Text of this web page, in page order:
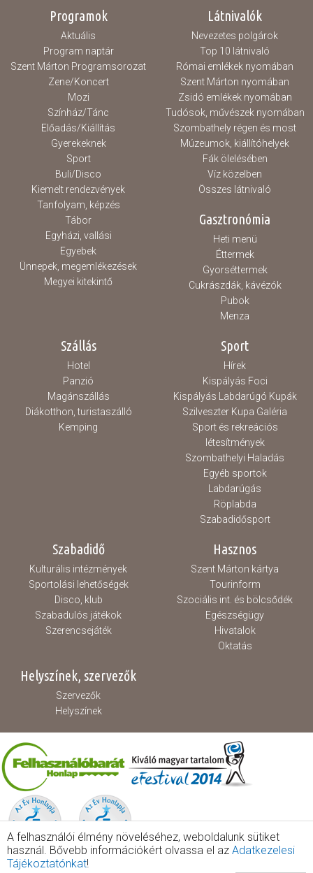
meg kapuit városunk egyik ikonikus kedvelt...
Programok
Aktuális
Program naptár
Szent Márton Programsorozat
Zene/Koncert
Mozi
Színház/Tánc
Előadás/Kiállítás
Gyerekeknek
Sport
Buli/Disco
Kiemelt rendezvények
Tanfolyam, képzés
Tábor
Egyházi, vallási
Egyebek
Ünnepek, megemlékezések
Megyei kitekintő
Látnivalók
Nevezetes polgárok
Top 10 látnivaló
Római emlékek nyomában
Szent Márton nyomában
Zsidó emlékek nyomában
Tudósok, művészek nyomában
Szombathely régen és most
Múzeumok, kiállítóhelyek
Fák ölelésében
Víz közelben
Összes látnivaló
Gasztronómia
Heti menü
Éttermek
Gyorséttermek
Cukrászdák, kávézók
Pubok
Menza
Szállás
Hotel
Panzió
Magánszállás
Diákotthon, turistaszálló
Kemping
Sport
Hírek
Kispályás Foci
Kispályás Labdarúgó Kupák
Szilveszter Kupa Galéria
Sport és rekreációs
létesítmények
Szombathelyi Haladás
Egyéb sportok
Labdarúgás
Röplabda
Szabadidősport
Szabadidő
Kulturális intézmények
Sportolási lehetőségek
Disco, klub
Szabadulós játékok
Szerencsejáték
Hasznos
Szent Márton kártya
Tourinform
Szociális int. és bölcsődék
Egészségügy
Hivatalok
Oktatás
Helyszínek, szervezők
Szervezők
Helyszínek
A felhasználói élmény növeléséhez, weboldalunk sütiket
használ. Bővebb információkért olvassa el az Adatkezelesi
Tájékoztatónkat!